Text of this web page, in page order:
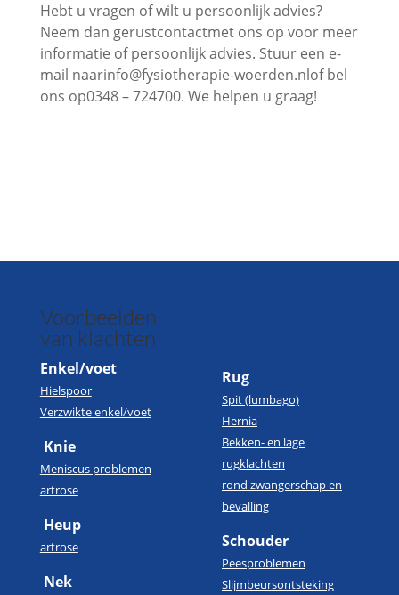
Hebt u vragen of wilt u persoonlijk advies?
Neem dan gerustcontactmet ons op voor meer
informatie of persoonlijk advies. Stuur een e-
mail naarinfo@fysiotherapie-woerden.nlof bel
ons op0348 – 724700. We helpen u graag!
Voorbeelden
van klachten
Enkel/voet
Hielspoor
Verzwikte enkel/voet
Knie
Meniscus problemen
artrose
Heup
artrose
Nek
Rug
Spit (lumbago)
Hernia
Bekken- en lage
rugklachten
rond zwangerschap en
bevalling
Schouder
Peesproblemen
Slijmbeursontsteking